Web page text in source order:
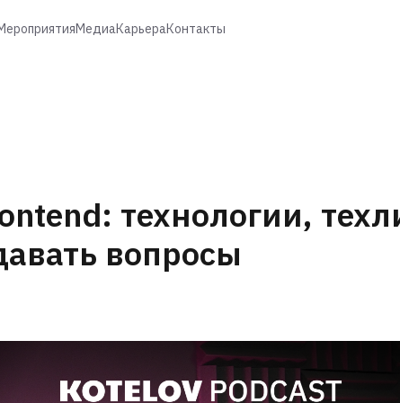
МедиаКарьераКонтакты
технологии,
вопросы